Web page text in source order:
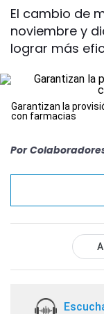
El cambio de
noviembre y
lograr más
Garantizan la
con farmacias
Por